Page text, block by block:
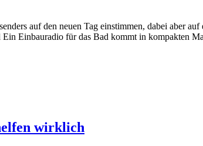
auf den neuen Tag einstimmen, dabei aber
Einbauradio für das Bad kommt in kompakten
wirklich